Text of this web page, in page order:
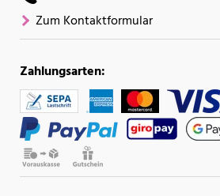
Zum Kontaktformular
Zahlungsarten: